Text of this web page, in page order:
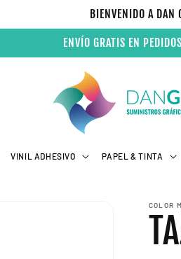
BIENVENIDO A DAN
ENVÍO GRATIS EN
VINIL ADHESIVO PAPEL & TINTA
COLOR